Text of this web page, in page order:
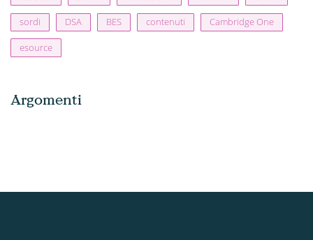
sordi DSA BES contenuti Cambridge One
esource
Argomenti